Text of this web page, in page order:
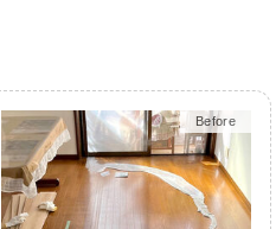
Before
After